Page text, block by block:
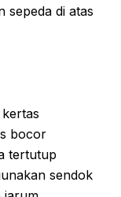
sepeda di atas
bocor
tertutup
sendok